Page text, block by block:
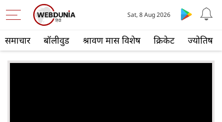
समाचार बॉलीवुड श्रावण मास विशेष क्रिकेट ज्योतिष
Sat, 8 Aug 2026